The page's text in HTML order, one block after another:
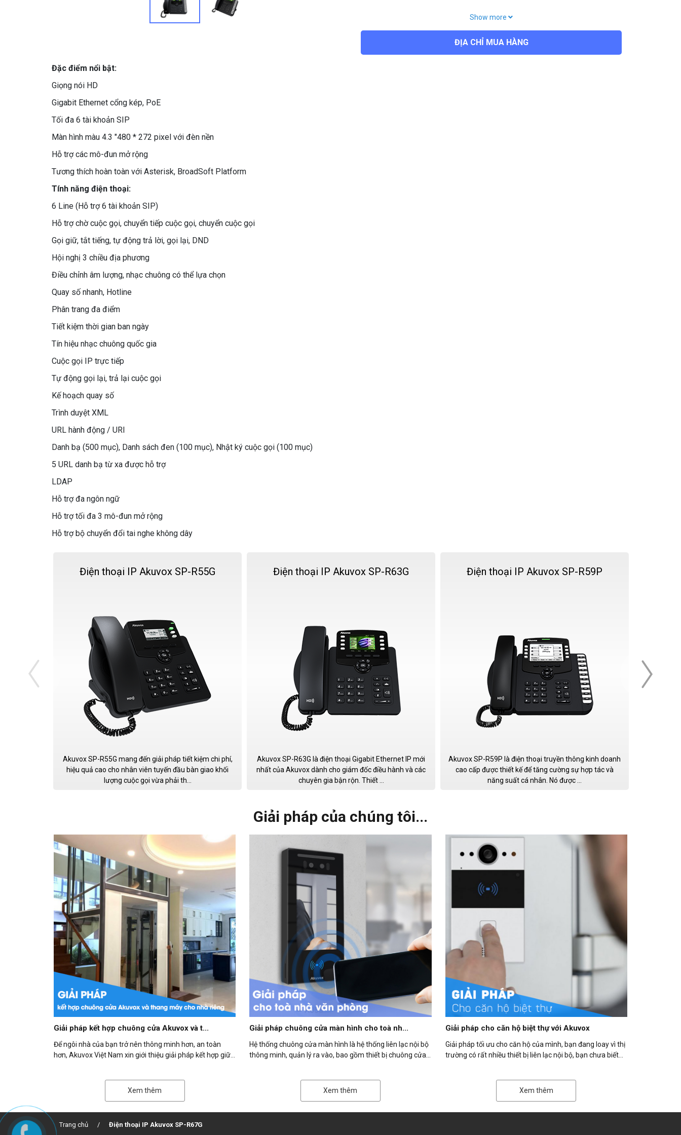
Hỗ trợ: Gọi giữ, tắt tiếng, tự động trả lời, gọi lại, DND
HỘi nghị : 3 chiều địa phương
Hỗ trợ : Danh bạ (500 mục), Danh sách đen (100 mục), Nhật ký cuộc gọi
Show more
ĐỊA CHỈ MUA HÀNG
Đặc điểm nổi bật:
Giọng nói HD
Gigabit Ethernet cổng kép, PoE
Tối đa 6 tài khoản SIP
Màn hình màu 4.3 "480 * 272 pixel với đèn nền
Hỗ trợ các mô-đun mở rộng
Tương thích hoàn toàn với Asterisk, BroadSoft Platform
Tính năng điện thoại:
6 Line (Hỗ trợ 6 tài khoản SIP)
Hỗ trợ chờ cuộc gọi, chuyển tiếp cuộc gọi, chuyển cuộc gọi
Gọi giữ, tắt tiếng, tự động trả lời, gọi lại, DND
Hội nghị 3 chiều địa phương
Điều chỉnh âm lượng, nhạc chuông có thể lựa chọn
Quay số nhanh, Hotline
Phân trang đa điểm
Tiết kiệm thời gian ban ngày
Tín hiệu nhạc chuông quốc gia
Cuộc gọi IP trực tiếp
Tự động gọi lại, trả lại cuộc gọi
Kế hoạch quay số
Trình duyệt XML
URL hành động / URI
Danh bạ (500 mục), Danh sách đen (100 mục), Nhật ký cuộc gọi (100 mục)
5 URL danh bạ từ xa được hỗ trợ
LDAP
Hỗ trợ đa ngôn ngữ
Hỗ trợ tối đa 3 mô-đun mở rộng
Hỗ trợ bộ chuyển đổi tai nghe không dây
Điện thoại IP Akuvox SP-R55G
Akuvox SP-R55G mang đến giải pháp tiết kiệm chi phí,
hiệu quả cao cho nhân viên tuyến đầu bàn giao khối
lượng cuộc gọi vừa phải th...
Điện thoại IP Akuvox SP-R63G
Akuvox SP-R63G là điện thoại Gigabit Ethernet IP mới
nhất của Akuvox dành cho giám đốc điều hành và các
chuyên gia bận rộn. Thiết ...
Điện thoại IP Akuvox SP-R59P
Akuvox SP-R59P là điện thoại truyền thông kinh doanh
cao cấp được thiết kế để tăng cường sự hợp tác và
năng suất cá nhân. Nó được ...
Giải pháp của chúng tôi...
Giải pháp kết hợp chuông cửa Akuvox và t...
Để ngôi nhà của bạn trở nên thông minh hơn, an toàn
hơn, Akuvox Việt Nam xin giới thiệu giải pháp kết hợp giữa
Xem thêm
Giải pháp chuông cửa màn hình cho toà nh...
Hệ thống chuông cửa màn hình là hệ thống liên lạc nội bộ
thông minh, quản lý ra vào, bao gồm thiết bị chuông cửa
Xem thêm
Giải pháp cho căn hộ biệt thự với Akuvox
Giải pháp tối ưu cho căn hộ của mình, bạn đang loay vì thị
trường có rất nhiều thiết bị liên lạc nội bộ, bạn chưa biết
Xem thêm
Trang chủ Điện thoại IP Akuvox SP-R67G